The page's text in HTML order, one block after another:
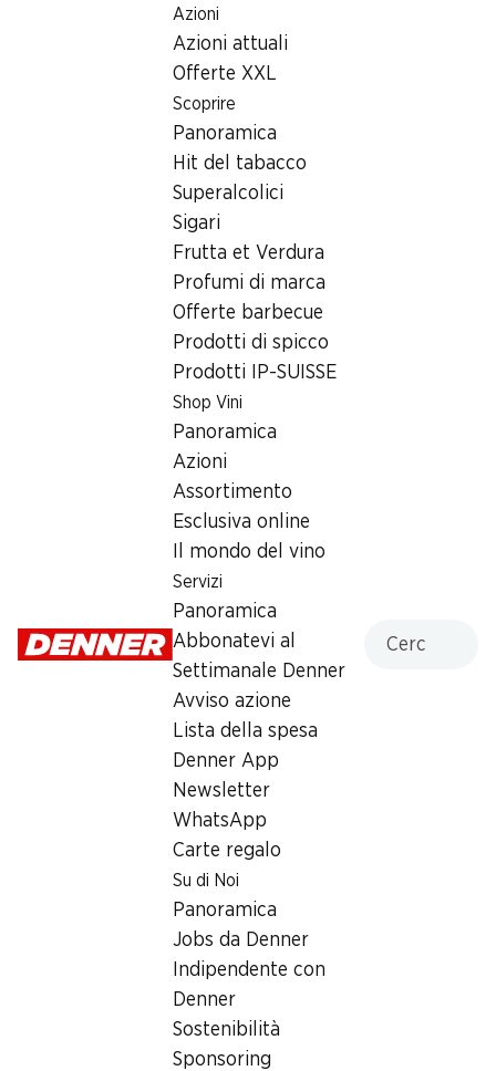
Azioni
Azioni attuali
Offerte XXL
Scoprire
Panoramica
Hit del tabacco
Superalcolici
Sigari
Frutta et Verdura
Profumi di marca
Offerte barbecue
Prodotti di spicco
Prodotti IP-SUISSE
Shop Vini
Panoramica
Azioni
Assortimento
Esclusiva online
Il mondo del vino
Servizi
Panoramica
Abbonatevi al
Settimanale Denner
Avviso azione
Lista della spesa
Denner App
Newsletter
WhatsApp
Carte regalo
Su di Noi
Panoramica
Jobs da Denner
Indipendente con
Denner
Sostenibilità
Sponsoring
Ricerca di filiale
Filiale Denner Rue de la Gare 4, 1348 Le Brassus
1348 Le Brassus
Rue de la Gare 4, 1348 Le Brassus
Orari di apertura
Prelievo di contanti con Post-Card / M-Card